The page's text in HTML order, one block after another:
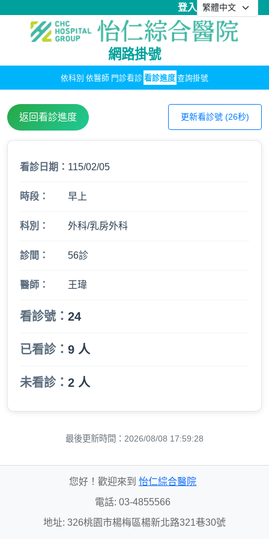
登入
網路掛號
依科別 依醫師 門診看診 看診進度 查詢掛號
返回看診進度 更新看診號 (26秒)
看診日期： 115/02/05
時段： 早上
科別： 外科/乳房外科
診間： 56診
醫師： 王瑋
看診號： 24
已看診： 9 人
未看診： 2 人
最後更新時間：2026/08/08 17:59:28
您好！歡迎來到 怡仁綜合醫院
電話: 03-4855566
地址: 326桃園市楊梅區楊新北路321巷30號